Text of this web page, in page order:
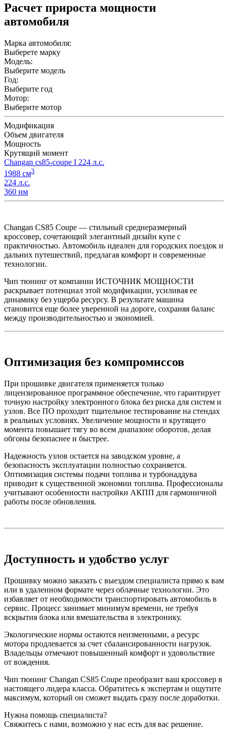
Расчет прироста мощности
автомобиля
Марка автомобиля:
Выберете марку
Модель:
Выберите модель
Год:
Выберите год
Мотор:
Выберите мотор
Модификация
Объем двигателя
Мощность
Крутящий момент
Changan cs85-coupe I 224 л.с.
1988 см3
224 л.с.
360 нм
Changan CS85 Coupe — стильный среднеразмерный
кроссовер, сочетающий элегантный дизайн купе с
практичностью. Автомобиль идеален для городских поездок и
дальних путешествий, предлагая комфорт и современные
технологии.
Чип тюнинг от компании ИСТОЧНИК МОЩНОСТИ
раскрывает потенциал этой модификации, усиливая ее
динамику без ущерба ресурсу. В результате машина
становится еще более уверенной на дороге, сохраняя баланс
между производительностью и экономией.
Оптимизация без компромиссов
При прошивке двигателя применяется только
лицензированное программное обеспечение, что гарантирует
точную настройку электронного блока без риска для систем и
узлов. Все ПО проходит тщательное тестирование на стендах
в реальных условиях. Увеличение мощности и крутящего
момента повышает тягу во всем диапазоне оборотов, делая
обгоны безопаснее и быстрее.
Надежность узлов остается на заводском уровне, а
безопасность эксплуатации полностью сохраняется.
Оптимизация системы подачи топлива и турбонаддува
приводит к существенной экономии топлива. Профессионалы
учитывают особенности настройки АКПП для гармоничной
работы после обновления.
Доступность и удобство услуг
Прошивку можно заказать с выездом специалиста прямо к вам
или в удаленном формате через облачные технологии. Это
избавляет от необходимости транспортировать автомобиль в
сервис. Процесс занимает минимум времени, не требуя
вскрытия блока или вмешательства в электронику.
Экологические нормы остаются неизменными, а ресурс
мотора продлевается за счет сбалансированности нагрузок.
Владельцы отмечают повышенный комфорт и удовольствие
от вождения.
Чип тюнинг Changan CS85 Coupe преобразит ваш кроссовер в
настоящего лидера класса. Обратитесь к экспертам и ощутите
максимум, который он сможет выдать сразу после доработки.
Нужна помощь специалиста?
Свяжитесь с нами, возможно у нас есть для вас решение.